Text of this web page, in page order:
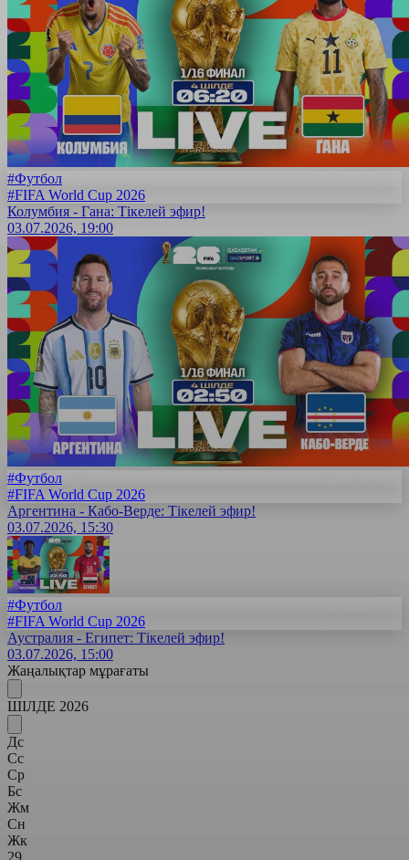
#Футбол
#FIFA World Cup 2026
Колумбия - Гана: Тікелей эфир!
03.07.2026, 19:00
#Футбол
#FIFA World Cup 2026
Аргентина - Кабо-Верде: Тікелей эфир!
03.07.2026, 15:30
#Футбол
#FIFA World Cup 2026
Аустралия - Египет: Тікелей эфир!
03.07.2026, 15:00
Жаңалықтар мұрағаты
ШІЛДЕ 2026
Дс
Сс
Ср
Бс
Жм
Сн
Жк
29